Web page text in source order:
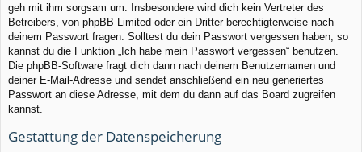
geh mit ihm sorgsam um. Insbesondere wird dich kein Vertreter des
Betreibers, von phpBB Limited oder ein Dritter berechtigterweise nach
deinem Passwort fragen. Solltest du dein Passwort vergessen haben, so
kannst du die Funktion „Ich habe mein Passwort vergessen“ benutzen.
Die phpBB-Software fragt dich dann nach deinem Benutzernamen und
deiner E-Mail-Adresse und sendet anschließend ein neu generiertes
Passwort an diese Adresse, mit dem du dann auf das Board zugreifen
kannst.
Gestattung der Datenspeicherung